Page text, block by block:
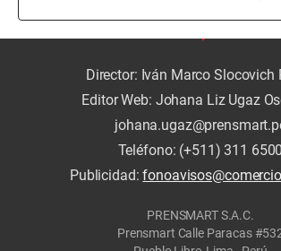
Director: Iván Marco Slocovich
Editor Web: Johana Liz Ugaz
Teléfono: (+511) 311 6500
Publicidad:
PRENSMART S.A.C.
Prensmart Calle Paracas